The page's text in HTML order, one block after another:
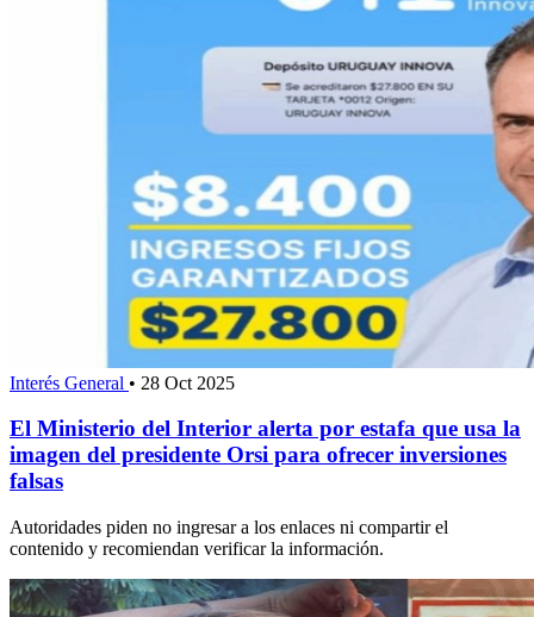
Interés General • 28 Oct 2025
El Ministerio del Interior alerta por estafa que usa la
imagen del presidente Orsi para ofrecer inversiones
falsas
Autoridades piden no ingresar a los enlaces ni compartir el
contenido y recomiendan verificar la información.